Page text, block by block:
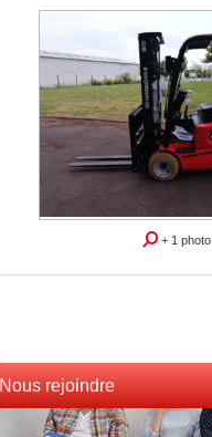
+ 1 photo
Nous rejoindre